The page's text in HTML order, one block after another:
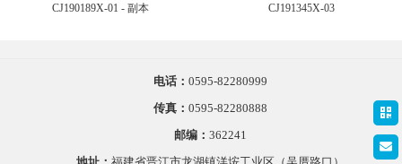
CJ190189X-01 - 副本 CJ191345X-03
电话： 0595-82280999
传真： 0595-82280888
邮编： 362241